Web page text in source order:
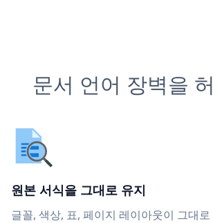
문서 언어 장벽을
원본 서식을 그대로 유지
글꼴, 색상, 표, 페이지 레이아웃이 그대